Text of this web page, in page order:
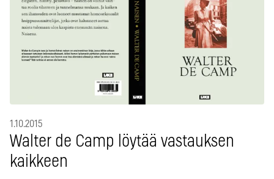
1.10.2015
Walter de Camp löytää vastauksen
kaikkeen